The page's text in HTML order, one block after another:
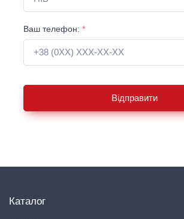
Ваш телефон: *
Відправити
Каталог